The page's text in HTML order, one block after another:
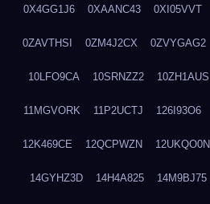
0X4GG1J6 0XAANC43 0XI05VVT
0ZAVTHSI 0ZM4J2CX 0ZVYGAG2
10LFO9CA 10SRNZZ2 10ZH1AUS
11MGVORK 11P2UCTJ 126I93O6
12K469CE 12QCPWZN 12UKQO0N
14GYHZ3D 14H4A825 14M9BJ75